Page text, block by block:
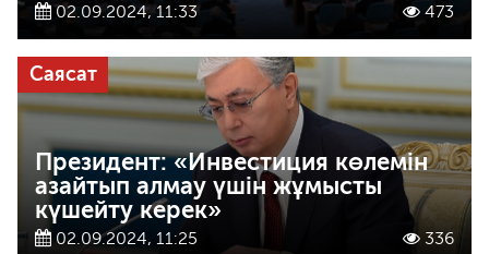
02.09.2024, 11:33 473
Саясат
Президент: «Инвестиция көлемін
азайтып алмау үшін жұмысты
күшейту керек»
02.09.2024, 11:25 336